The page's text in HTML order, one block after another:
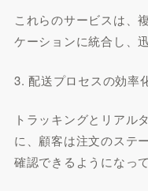
これらのサービスは、
ケーションに統合し、
3. 配送プロセスの効率
トラッキングとリア
に、顧客は注文のステ
確認できるようになっ